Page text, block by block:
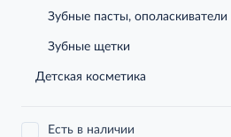
Зубные пасты, ополаскиватели
Зубные щетки
Детская косметика
Есть в наличии